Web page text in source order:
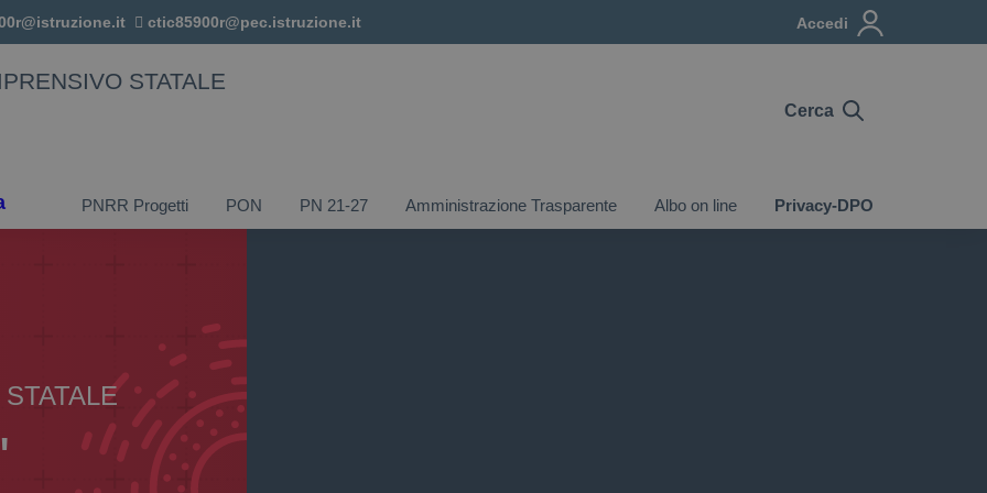
ctic85900r@pec.istruzione.it Accedi
STATALE
Cerca
PNRR Progetti PON PN 21-27 Amministrazione Trasparente Albo on line Privacy-DPO